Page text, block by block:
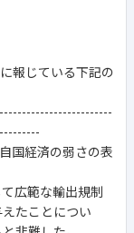
報じている下記の
国経済の弱さの表
広範な輸出規制
たことについ